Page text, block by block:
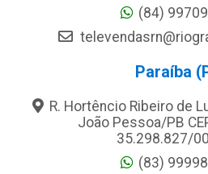
(84)
Paraíba
R. Hortêncio Ribeiro de
João Pessoa/PB
35.298.827/
(83)